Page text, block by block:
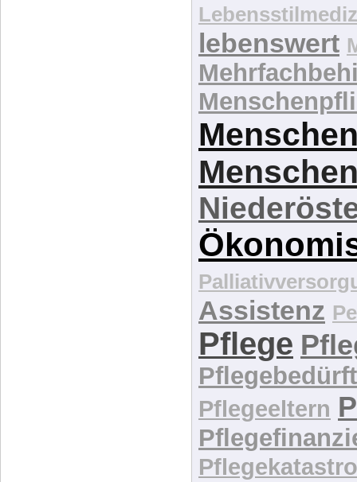
lebenswert
Assistenz
Pflege
Pflegeeltern